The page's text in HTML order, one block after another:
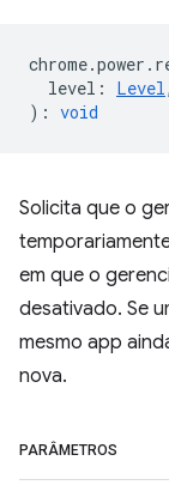
chrome.power .
level : Level,
) : void
Solicita que o
em que o
desativado. Se
mesmo app
nova.
PARÂMETROS